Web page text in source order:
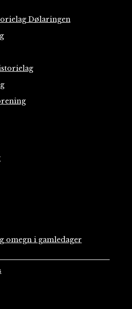
Dølaringen
omegn i gamledager